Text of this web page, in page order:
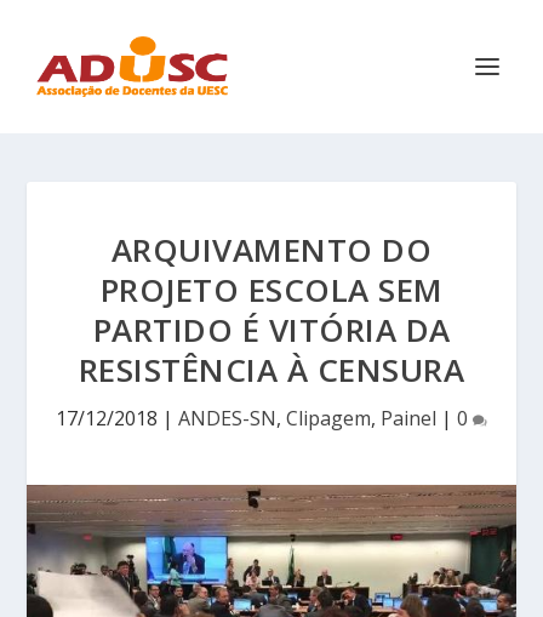
ARQUIVAMENTO DO
PROJETO ESCOLA SEM
PARTIDO É VITÓRIA DA
RESISTÊNCIA À CENSURA
17/12/2018 | ANDES-SN, Clipagem, Painel | 0